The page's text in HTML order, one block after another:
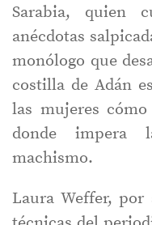
Sarabia, quien
anécdotas
monólogo que
costilla de Adán
las mujeres
donde impera
machismo.
Laura Weffer, por